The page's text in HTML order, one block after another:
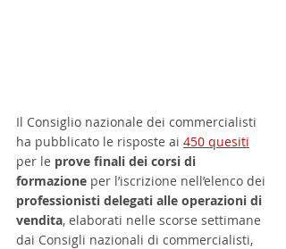
Il Consiglio nazionale dei commercialisti
ha pubblicato le risposte ai 450 quesiti
per le prove finali dei corsi di
formazione per l’iscrizione nell’elenco dei
professionisti delegati alle operazioni di
vendita, elaborati nelle scorse settimane
dai Consigli nazionali di commercialisti,